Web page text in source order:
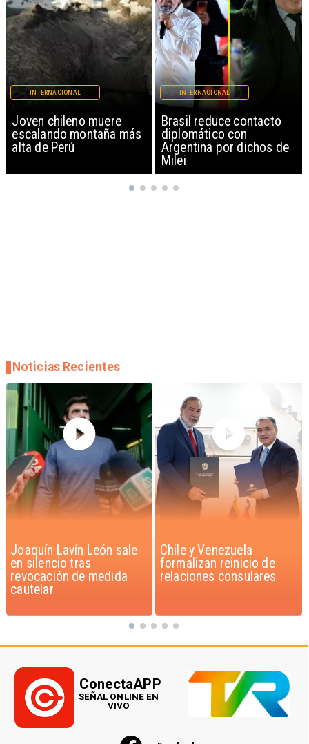
Brasil reduce contacto
diplomático con
Argentina por dichos de
INTERNACIONAL
China restringe
exportación de drones a
EEUU y sanciona
empresas
INTERNACIONAL
Chile y Venezuela
formalizan reinicio de
relaciones consulares
Feriantes rechazan
dichos de Camila Flores
sobre Fabiola Campillai
Noticias Recientes
ConectaAPP
SEÑAL ONLINE EN
VIVO